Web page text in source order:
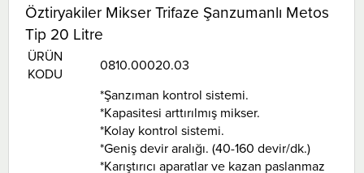
Öztiryakiler Mikser Trifaze Şanzumanlı Metos
Tip 20 Litre
ÜRÜN
KODU
0810.00020.03
*Şanzıman kontrol sistemi.
*Kapasitesi arttırılmış mikser.
*Kolay kontrol sistemi.
*Geniş devir aralığı. (40-160 devir/dk.)
*Karıştırıcı aparatlar ve kazan paslanmaz